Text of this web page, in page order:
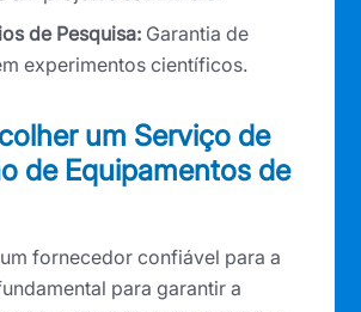
de Pesquisa: Garantia de
experimentos científicos.
um Serviço de
de Equipamentos de
fornecedor confiável para a
para garantir a